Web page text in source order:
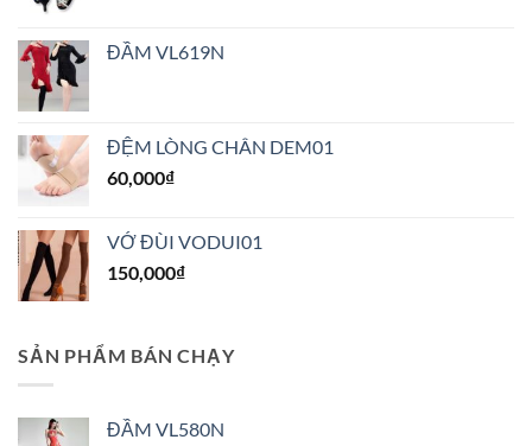
trên
ĐẦM VL619N
ĐỆM LÒNG CHÂN DEM01
60,000₫
VỚ ĐÙI VODUI01
150,000₫
SẢN PHẨM BÁN CHẠY
ĐẦM VL580N